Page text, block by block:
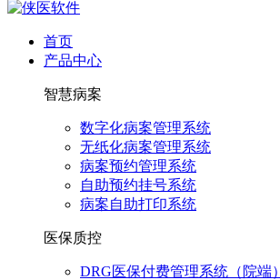
首页
产品中心
智慧病案
数字化病案管理系统
无纸化病案管理系统
病案预约管理系统
自助预约挂号系统
病案自助打印系统
医保质控
DRG医保付费管理系统（院端）